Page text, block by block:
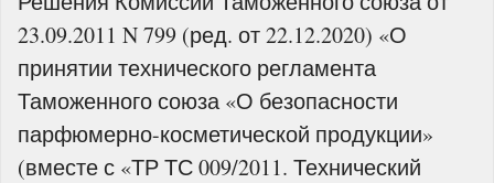
23.09.2011 N 799 (ред. от 22.12.2020) «О
принятии технического регламента
Таможенного союза «О безопасности
парфюмерно-косметической продукции»
(вместе с «ТР ТС 009/2011. Технический